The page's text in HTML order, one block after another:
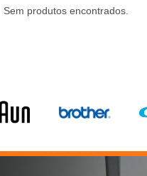
Sem produtos encontrados.